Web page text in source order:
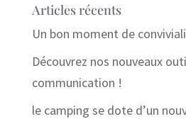
Articles récents
Un bon moment de
Découvrez nos nouveaux
communication !
le camping se dote d’un